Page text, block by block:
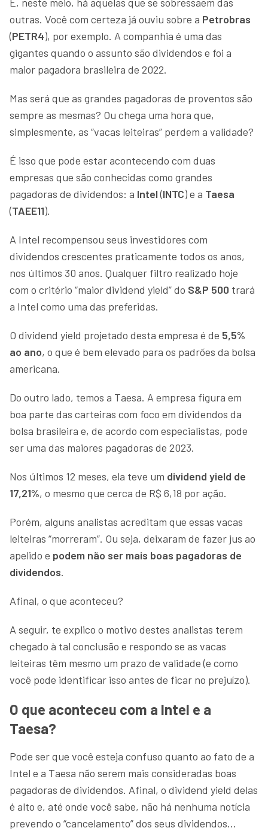
outras. Você com certeza já ouviu sobre a Petrobras
(PETR4), por exemplo. A companhia é uma das
gigantes quando o assunto são dividendos e foi a
maior pagadora brasileira de 2022.
Mas será que as grandes pagadoras de proventos são
sempre as mesmas? Ou chega uma hora que,
simplesmente, as “vacas leiteiras” perdem a validade?
É isso que pode estar acontecendo com duas
empresas que são conhecidas como grandes
pagadoras de dividendos: a Intel(INTC) e a Taesa
(TAEE11).
A Intel recompensou seus investidores com
dividendos crescentes praticamente todos os anos,
nos últimos 30 anos. Qualquer filtro realizado hoje
com o critério “maior dividend yield” do S&P 500 trará
a Intel como uma das preferidas.
O dividend yield projetado desta empresa é de 5,5%
ao ano, o que é bem elevado para os padrões da bolsa
americana.
Do outro lado, temos a Taesa. A empresa figura em
boa parte das carteiras com foco em dividendos da
bolsa brasileira e, de acordo com especialistas, pode
ser uma das maiores pagadoras de 2023.
Nos últimos 12 meses, ela teve um dividend yield de
17,21%, o mesmo que cerca de R$ 6,18 por ação.
Porém, alguns analistas acreditam que essas vacas
leiteiras “morreram”. Ou seja, deixaram de fazer jus ao
apelido e podem não ser mais boas pagadoras de
dividendos.
Afinal, o que aconteceu?
A seguir, te explico o motivo destes analistas terem
chegado à tal conclusão e respondo se as vacas
leiteiras têm mesmo um prazo de validade (e como
você pode identificar isso antes de ficar no prejuízo).
O que aconteceu com a Intel e a
Taesa?
Pode ser que você esteja confuso quanto ao fato de a
Intel e a Taesa não serem mais consideradas boas
pagadoras de dividendos. Afinal, o dividend yield delas
é alto e, até onde você sabe, não há nenhuma notícia
prevendo o “cancelamento” dos seus dividendos…